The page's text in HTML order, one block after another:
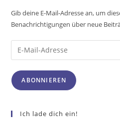
Gib deine E-Mail-Adresse an, um
Benachrichtigungen über neue
ABONNIEREN
Ich lade dich ein!